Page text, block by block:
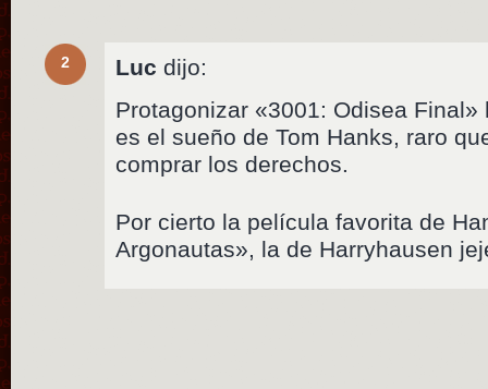
2 Luc dijo:
Protagonizar «3001: Odisea
es el sueño de Tom Hanks, raro
comprar los derechos.
Por cierto la película favorita de
Argonautas», la de Harryhausen